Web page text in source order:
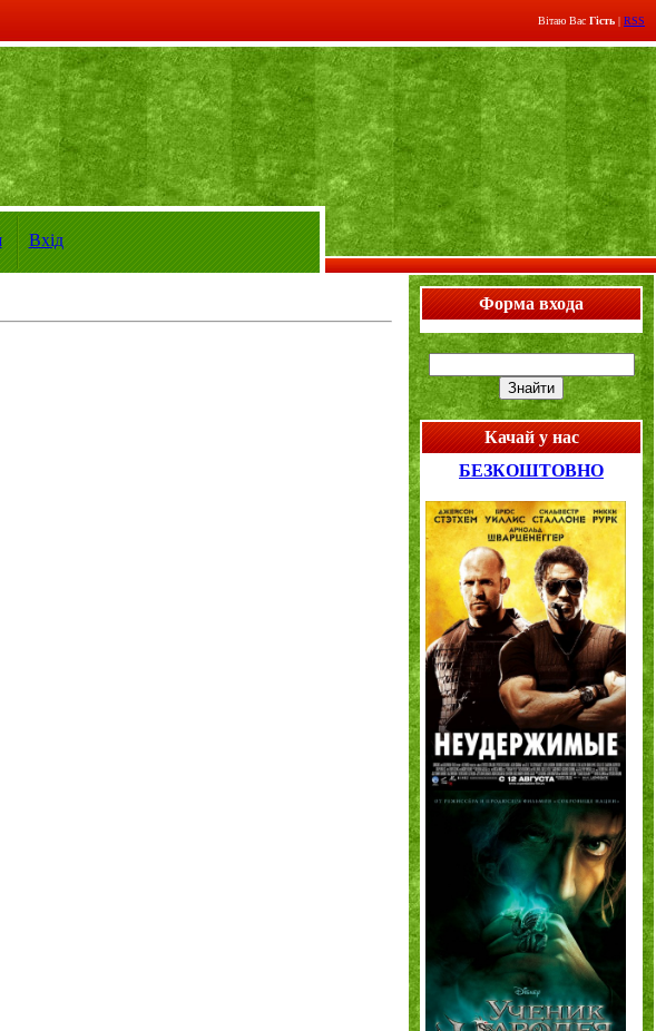
Вітаю Вас Гість | RSS
Вхід
Форма входа
Качай у нас
БЕЗКОШТОВНО